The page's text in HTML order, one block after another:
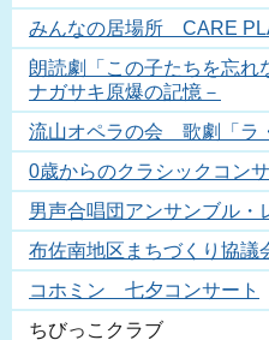
みんなの居場所 CARE
朗読劇「この子たちを忘れ
ナガサキ原爆の記憶－
流山オペラの会 歌劇「ラ
0歳からのクラシックコン
男声合唱団アンサンブル
布佐南地区まちづくり協
コホミン 七夕コンサート
ちびっこクラブ